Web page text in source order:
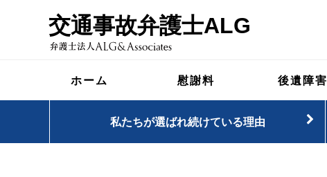
交通事故弁護士ALG
ホーム 慰謝料 後遺障害
私たちが選ばれ続けている理由